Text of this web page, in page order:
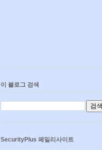
이 블로그 검색
SecurityPlus 페밀리사이트